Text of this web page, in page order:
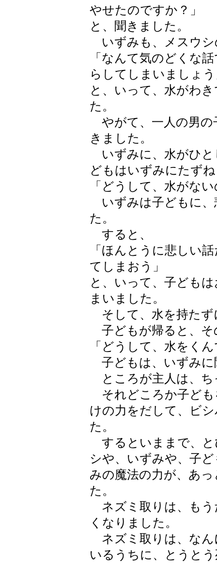
やせたのですか？」
と、聞きました。
いずみも、メスウシ
「なんて気のどくな
らしてしまいましょ
と、いって、水がわ
た。
やがて、一人の男の
きました。
いずみに、水がひと
どもはいずみにたず
「どうして、水がな
いずみは子どもに、
た。
すると、
「ほんとうに悲しい
てしまおう」
と、いって、子ども
まいました。
そして、水を持たず
子どもが帰ると、そ
「どうして、水をく
子どもは、いずみに
ところが主人は、ち
それどころか子ども
けの力をだして、ビ
た。
するといままで、と
シや、いずみや、子
みの魔法の力が、あ
た。
ネズミ取りは、もう
くなりました。
ネズミ取りは、なん
いるうちに、とうと